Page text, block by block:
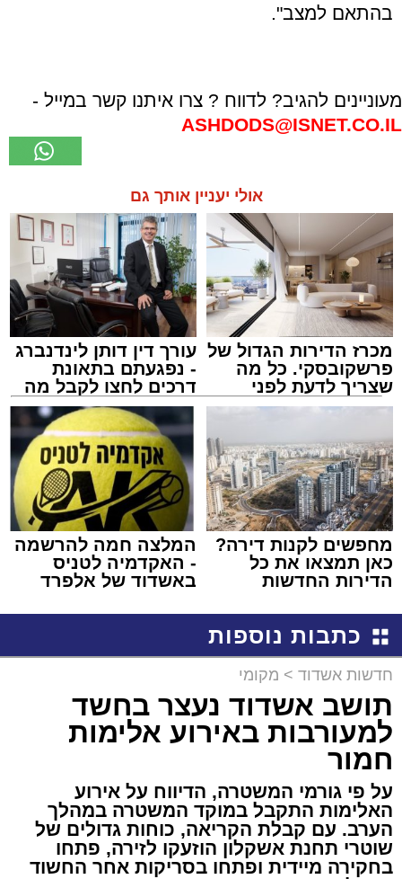
בהתאם למצב".
מעוניינים להגיב? לדווח ? צרו איתנו קשר במייל -
ASHDODS@ISNET.CO.IL
אולי יעניין אותך גם
מכרז הדירות הגדול של
פרשקובסקי. כל מה
שצריך לדעת לפני
שמגישים הצעה לדירה
עורך דין דותן לינדנברג
- נפגעתם בתאונת
דרכים לחצו לקבל מה
שמגיע לכם
מחפשים לקנות דירה?
כאן תמצאו את כל
הדירות החדשות
המלצה חמה להרשמה
- האקדמיה לטניס
באשדוד של אלפרד
כתבות נוספות
חדשות אשדוד > מקומי
תושב אשדוד נעצר בחשד
למעורבות באירוע אלימות
חמור
על פי גורמי המשטרה, הדיווח על אירוע
האלימות התקבל במוקד המשטרה במהלך
הערב. עם קבלת הקריאה, כוחות גדולים של
שוטרי תחנת אשקלון הוזעקו לזירה, פתחו
בחקירה מיידית ופתחו בסריקות אחר החשוד